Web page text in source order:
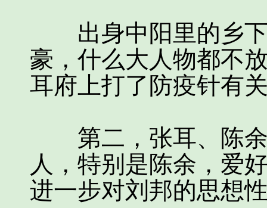
出身中阳里的乡下
豪，什么大人物都不
耳府上打了防疫针有
第二，张耳、陈余
人，特别是陈余，爱
进一步对刘邦的思想